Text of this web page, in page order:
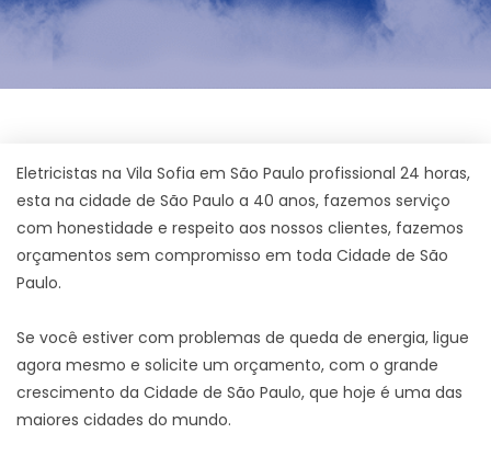
Eletricistas na Vila Sofia em São Paulo profissional 24 horas,
esta na cidade de São Paulo a 40 anos, fazemos serviço
com honestidade e respeito aos nossos clientes, fazemos
orçamentos sem compromisso em toda Cidade de São
Paulo.
Se você estiver com problemas de queda de energia, ligue
agora mesmo e solicite um orçamento, com o grande
crescimento da Cidade de São Paulo, que hoje é uma das
maiores cidades do mundo.